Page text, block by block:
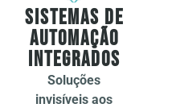
Sistemas de
Automação
Integrados
Soluções
invisíveis aos